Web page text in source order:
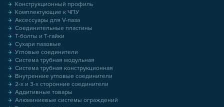
Конструкционный профиль
Комплектующие к ЧПУ
Аксессуары для V-паза
Соединительные пластины
Т-болты и Т-гайки
Сухари пазовые
Угловые соединители
Система трубная модульная
Система трубная конструкционная
Внутренние угловые соединители
2-х и 3-х сторонние соединители
Аддитивные товары
Алюминиевые системы ограждений